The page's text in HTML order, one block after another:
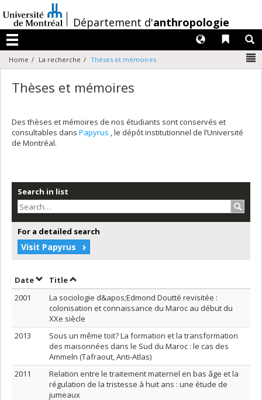
au
contenu
/Département d'anthropologie
Menu
Liens
Langues
Home La recherche Thèses et mémoires
Thèses et mémoires
Des thèses et mémoires de nos étudiants sont conservés et
consultables dans Papyrus , le dépôt institutionnel de l’Université
de Montréal.
Search in list
For a detailed search
Visit Papyrus
DateSort by date in descending order
TitleSort by title in descending order
2001
La sociologie d&apos;Edmond Doutté revisitée :
colonisation et connaissance du Maroc au début du
XXe siècle
2013
Sous un même toit? La formation et la transformation
des maisonnées dans le Sud du Maroc : le cas des
Ammeln (Tafraout, Anti-Atlas)
2011
Relation entre le traitement maternel en bas âge et la
régulation de la tristesse à huit ans : une étude de
jumeaux